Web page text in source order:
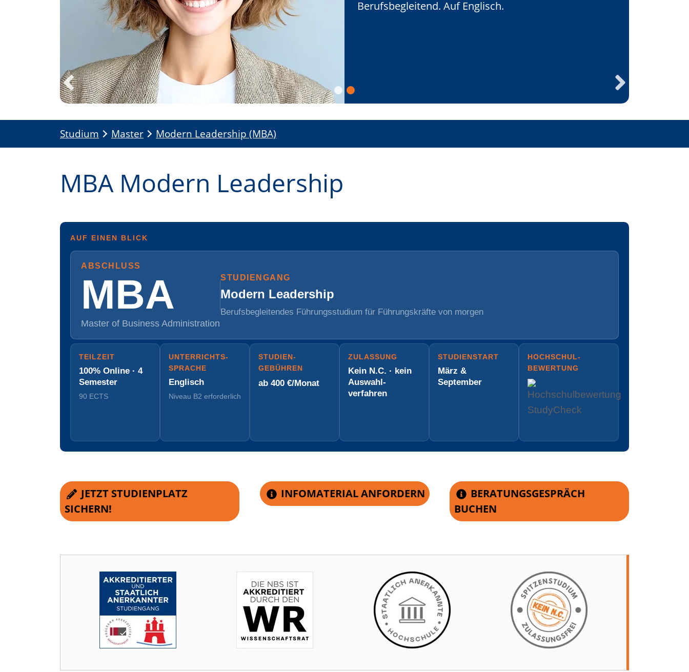
Berufsbegleitend. Auf Englisch.
Berufsbegleitend. Auf Englisch.
Previous
Studium Master Modern Leadership (MBA)
MBA Modern Leadership
AUF EINEN BLICK
ABSCHLUSS
MBA
Master of Business Administration
STUDIENGANG
Modern Leadership
Berufsbegleitendes Führungsstudium für Führungskräfte von morgen
TEILZEIT
100% Online · 4
Semester
90 ECTS
UNTERRICHTS­
SPRACHE
Englisch
Niveau B2 erforderlich
STUDIEN­
GEBÜHREN
ab 400 €/Monat
ZULASSUNG
Kein N.C. · kein
Auswahl­
verfahren
STUDIENSTART
März &
September
HOCH­SCHUL­
BEWERTUNG
JETZT STUDIENPLATZ
SICHERN!
INFOMATERIAL ANFORDERN
BERATUNGSGESPRÄCH
BUCHEN